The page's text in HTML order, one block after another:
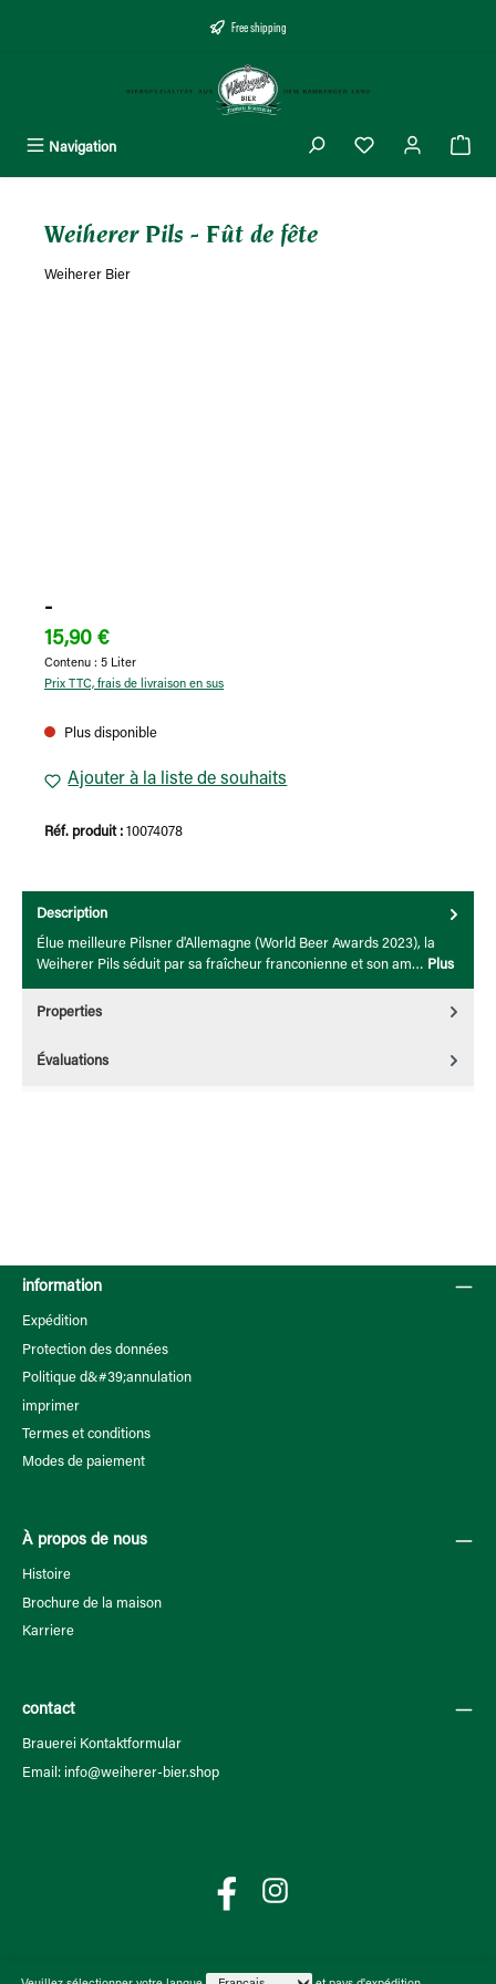
Free shipping
Navigation
Weiherer Pils - Fût de fête
Weiherer Bier
-
15,90 €
Contenu : 5 Liter
Prix TTC, frais de livraison en sus
Plus disponible
Ajouter à la liste de souhaits
Réf. produit : 10074078
Description
Élue meilleure Pilsner d'Allemagne (World Beer Awards 2023), la
Weiherer Pils séduit par sa fraîcheur franconienne et son am… Plus
Properties
Évaluations
information
Expédition
Protection des données
Politique d&#39;annulation
imprimer
Termes et conditions
Modes de paiement
À propos de nous
Histoire
Brochure de la maison
Karriere
contact
Brauerei Kontaktformular
Email: info@weiherer-bier.shop
Facebook Instagram